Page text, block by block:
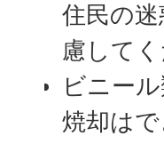
住民の
慮してく
ビニー
焼却はで